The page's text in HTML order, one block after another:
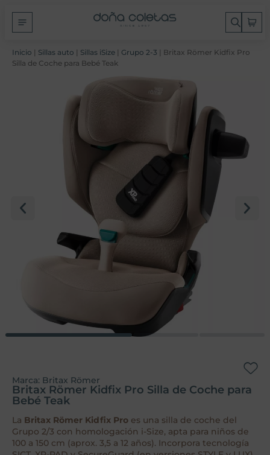
Inicio | Sillas auto | Sillas iSize | Grupo 2-3 | Britax Römer Kidfix Pro
Silla de Coche para Bebé Teak
Marca: Britax Römer
Britax Römer Kidfix Pro Silla de Coche para
Bebé Teak
La Britax Römer Kidfix Pro es una silla de coche del
Grupo 2/3 con homologación i-Size, apta para niños de
100 a 150 cm (aprox. 3,5 a 12 años). Incorpora tecnología